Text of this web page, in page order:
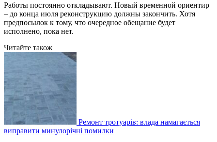
Работы постоянно откладывают. Новый временной ориентир
– до конца июля реконструкцию должны закончить. Хотя
предпосылок к тому, что очередное обещание будет
исполнено, пока нет.
Читайте також
Ремонт тротуарів: влада намагається
виправити минулорічні помилки